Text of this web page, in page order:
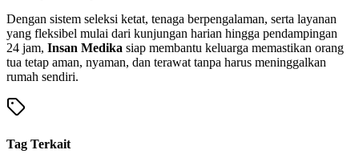
Dengan sistem seleksi ketat, tenaga berpengalaman, serta layanan
yang fleksibel mulai dari kunjungan harian hingga pendampingan
24 jam, Insan Medika siap membantu keluarga memastikan orang
tua tetap aman, nyaman, dan terawat tanpa harus meninggalkan
rumah sendiri.
Tag Terkait